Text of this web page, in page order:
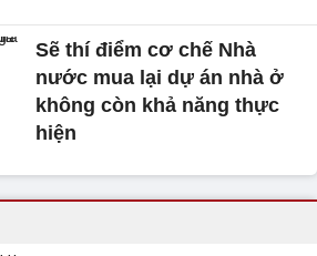
Sẽ thí điểm cơ chế Nhà
nước mua lại dự án nhà ở
không còn khả năng thực
hiện